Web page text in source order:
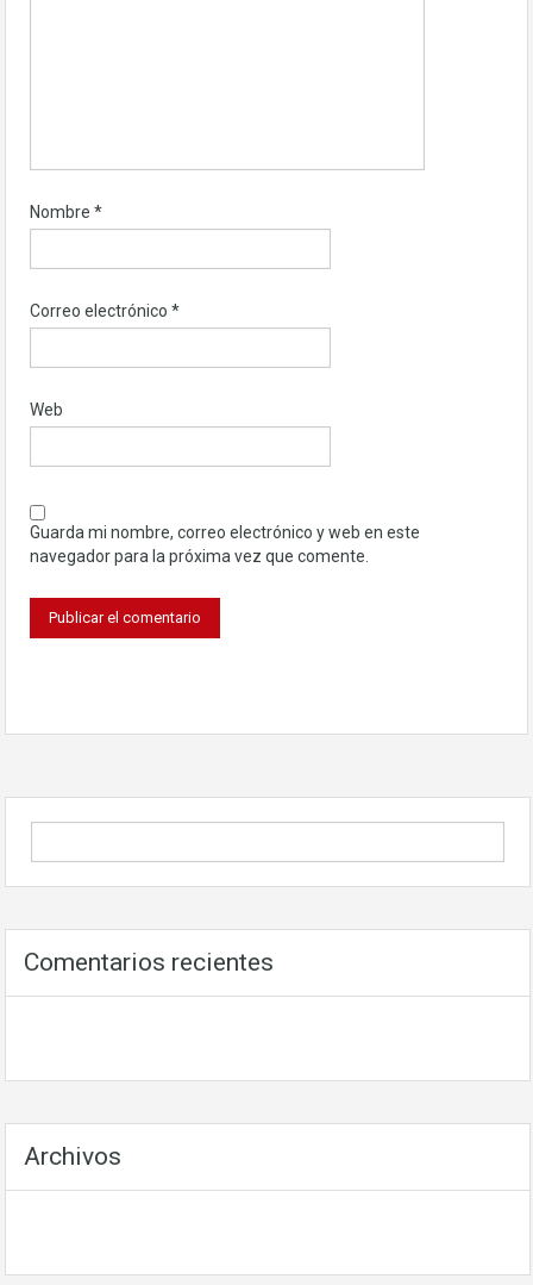
Nombre *
Correo electrónico *
Web
Guarda mi nombre, correo electrónico y web en este
navegador para la próxima vez que comente.
Comentarios recientes
Archivos